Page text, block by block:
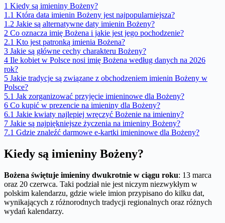
1 Kiedy są imieniny Bożeny?
1.1 Która data imienin Bożeny jest najpopularniejsza?
1.2 Jakie są alternatywne daty imienin Bożeny?
2 Co oznacza imię Bożena i jakie jest jego pochodzenie?
2.1 Kto jest patronką imienia Bożena?
3 Jakie są główne cechy charakteru Bożeny?
4 Ile kobiet w Polsce nosi imię Bożena według danych na 2026
rok?
5 Jakie tradycje są związane z obchodzeniem imienin Bożeny w
Polsce?
5.1 Jak zorganizować przyjęcie imieninowe dla Bożeny?
6 Co kupić w prezencie na imieniny dla Bożeny?
6.1 Jakie kwiaty najlepiej wręczyć Bożenie na imieniny?
7 Jakie są najpiękniejsze życzenia na imieniny Bożeny?
7.1 Gdzie znaleźć darmowe e-kartki imieninowe dla Bożeny?
Kiedy są imieniny Bożeny?
Bożena świętuje imieniny dwukrotnie w ciągu roku: 13 marca
oraz 20 czerwca. Taki podział nie jest niczym niezwykłym w
polskim kalendarzu, gdzie wiele imion przypisano do kilku dat,
wynikających z różnorodnych tradycji regionalnych oraz różnych
wydań kalendarzy.